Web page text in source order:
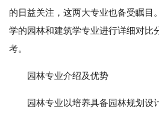
的日益关注，这两大专业也备受瞩目
学的园林和建筑学专业进行详细对比
考。
园林专业介绍及优势
园林专业以培养具备园林规划设